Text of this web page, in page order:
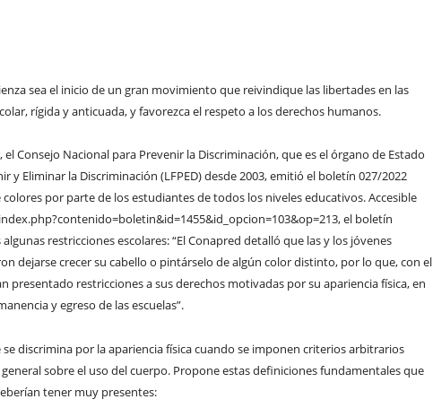
sea el inicio de un gran movimiento que reivindique las libertades en las
rígida y anticuada, y favorezca el respeto a los derechos humanos.
Consejo Nacional para Prevenir la Discriminación, que es el órgano de Estado
y Eliminar la Discriminación (LFPED) desde 2003, emitió el boletín 027/2022
por parte de los estudiantes de todos los niveles educativos. Accesible
el boletín
restricciones escolares: “El Conapred detalló que las y los jóvenes
dejarse crecer su cabello o pintárselo de algún color distinto, por lo que, con el
presentado restricciones a sus derechos motivadas por su apariencia física, en
y egreso de las escuelas”.
se discrimina por la apariencia física cuando se imponen criterios arbitrarios
sobre el uso del cuerpo. Propone estas definiciones fundamentales que
tener muy presentes: